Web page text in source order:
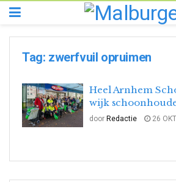
Tag: zwerfvuil opruimen
Heel Arnhem
wijk
door Redactie 26